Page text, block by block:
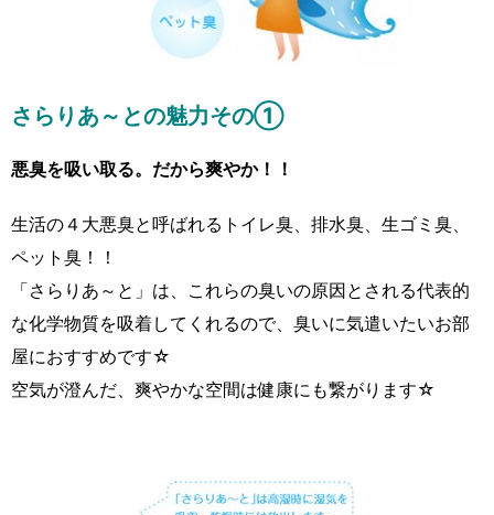
さらりあ～との魅力その①
悪臭を吸い取る。だから爽やか！！
生活の４大悪臭と呼ばれるトイレ臭、排水臭、生ゴミ臭、
ペット臭！！
「さらりあ～と」は、これらの臭いの原因とされる代表的
な化学物質を吸着してくれるので、臭いに気遣いたいお部
屋におすすめです☆
空気が澄んだ、爽やかな空間は健康にも繋がります☆